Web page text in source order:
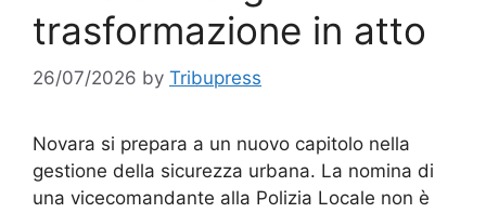
trasformazione in atto
26/07/2026 by Tribupress
Novara si prepara a un nuovo capitolo nella
gestione della sicurezza urbana. La nomina di
una vicecomandante alla Polizia Locale non è